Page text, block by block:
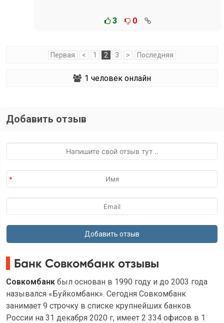
3 0
Первая < 1 2 3 > Последняя
1 человек онлайн
Добавить отзыв
Банк Совкомбанк отзывы
Совкомбанк был основан в 1990 году и до 2003 года
назывался «Буйкомбанк». Сегодня Совкомбанк
занимает 9 строчку в списке крупнейших банков
России на 31 декабря 2020 г, имеет 2 334 офисов в 1